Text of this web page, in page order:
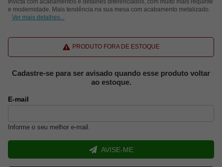
Invicta com acabamentos e detalhes diferenciados, com muito mais requinte
e modernidade. Mais tendência na sua mesa com acabamento metalizado.
Ver mais detalhes...
PRODUTO FORA DE ESTOQUE
Cadastre-se para ser avisado quando esse produto voltar
ao estoque.
E-mail
Informe o seu melhor e-mail.
AVISE-ME